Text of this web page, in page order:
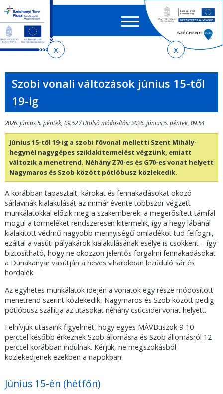
menetrendkeresőhöz
almenühöz
tartalomra
oldaltérképre
EN HU
űrlap
Szobi vonali változások június 15-től
19-ig
2026. június 5. péntek, 09.52 / Utolsó módosítás: 2026. június 5. péntek, 09.54
Június 15-től 19-ig a szobi fővonal melletti Szent Mihály-
hegynél nagygépes sziklakitermelést végzünk, emiatt
változik a menetrend. Néhány Z70-es és G70-es vonat helyett
Nagymaros és Szob között pótlóbusz közlekedik.
A korábban tapasztalt, károkat és fennakadásokat okozó
sárlavinák kialakulását az immár évente többször végzett
munkálatokkal előzik meg a szakemberek: a megerősített támfal
mögül a törmeléket rendszeresen kitermelik, így a hegy lábánál
kialakított védmű nagyobb mennyiségű omladékot tud felfogni,
ezáltal a vasúti pályakárok kialakulásának esélye is csökkent – így
biztosítható, hogy ne okozzon jelentős forgalmi fennakadásokat
a Dunakanyar vasútján a heves viharokban lezúduló sár és
hordalék.
Az egyhetes munkálatok idején a vonatok egy része módosított
menetrend szerint közlekedik, Nagymaros és Szob között pedig
pótlóbusz szállítja az utasokat néhány csúcsidei vonat helyett.
Felhívjuk utasaink figyelmét, hogy egyes MÁVBuszok 9-10
perccel később érkeznek Szob állomásra és Szob állomásról 12
perccel korábban indulnak. Kérjük, ne megszokásból
közlekedjenek ezekben a napokban!
Június 15-én (hétfőn)